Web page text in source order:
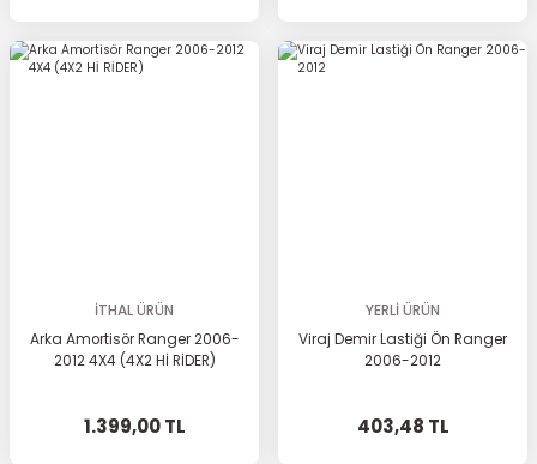
İTHAL ÜRÜN
Arka Amortisör Ranger 2006-
2012 4X4 (4X2 Hİ RİDER)
1.399,00 TL
YERLİ ÜRÜN
Viraj Demir Lastiği Ön Ranger
2006-2012
403,48 TL